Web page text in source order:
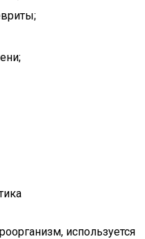
используется